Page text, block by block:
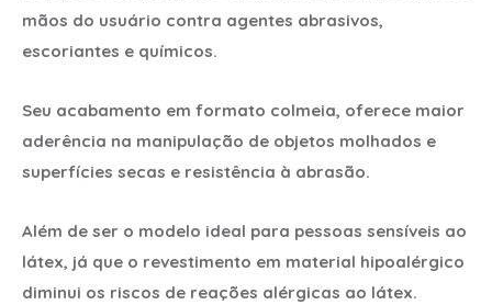
mãos do usuário contra agentes abrasivos,
escoriantes e químicos.
Seu acabamento em formato colmeia, oferece maior
aderência na manipulação de objetos molhados e
superfícies secas e resistência à abrasão.
Além de ser o modelo ideal para pessoas sensíveis ao
látex, já que o revestimento em material hipoalérgico
diminui os riscos de reações alérgicas ao látex.